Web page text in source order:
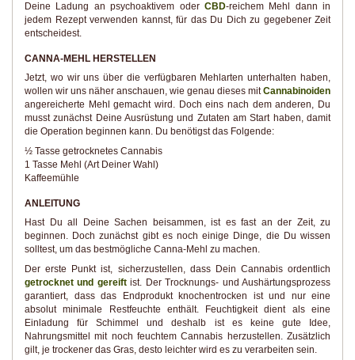
Deine Ladung an psychoaktivem oder CBD-reichem Mehl dann in
jedem Rezept verwenden kannst, für das Du Dich zu gegebener Zeit
entscheidest.
CANNA-MEHL HERSTELLEN
Jetzt, wo wir uns über die verfügbaren Mehlarten unterhalten haben,
wollen wir uns näher anschauen, wie genau dieses mitCannabinoiden
angereicherte Mehl gemacht wird. Doch eins nach dem anderen, Du
musst zunächst Deine Ausrüstung und Zutaten am Start haben, damit
die Operation beginnen kann. Du benötigst das Folgende:
½ Tasse getrocknetes Cannabis
1 Tasse Mehl (Art Deiner Wahl)
Kaffeemühle
ANLEITUNG
Hast Du all Deine Sachen beisammen, ist es fast an der Zeit, zu
beginnen. Doch zunächst gibt es noch einige Dinge, die Du wissen
solltest, um das bestmögliche Canna-Mehl zu machen.
Der erste Punkt ist, sicherzustellen, dass Dein Cannabis ordentlich
getrocknet und gereiftist. Der Trocknungs- und Aushärtungsprozess
garantiert, dass das Endprodukt knochentrocken ist und nur eine
absolut minimale Restfeuchte enthält. Feuchtigkeit dient als eine
Einladung für Schimmel und deshalb ist es keine gute Idee,
Nahrungsmittel mit noch feuchtem Cannabis herzustellen. Zusätzlich
gilt, je trockener das Gras, desto leichter wird es zu verarbeiten sein.